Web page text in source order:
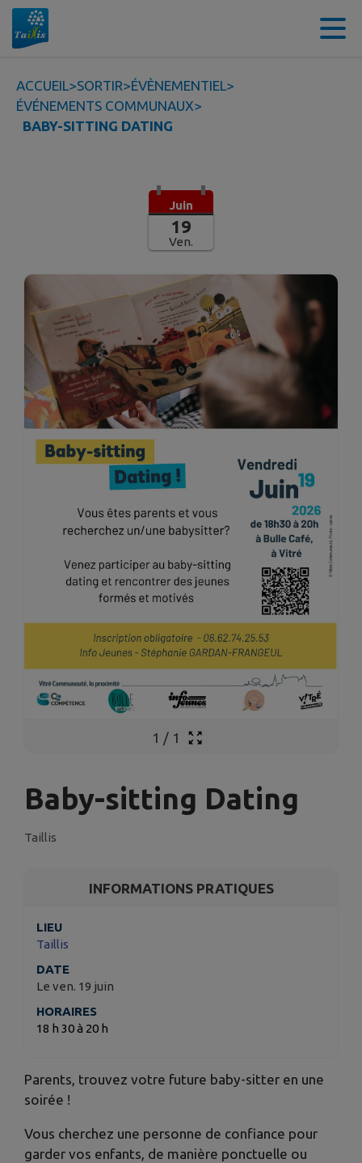
Contenu
ACCUEIL>SORTIR>ÉVÈNEMENTIEL>
ÉVÉNEMENTS COMMUNAUX>
BABY-SITTING DATING
Juin
19
Ven.
1 / 1
Baby-sitting Dating
Taillis
INFORMATIONS PRATIQUES
LIEU
Taillis
DATE
Le ven. 19 juin
HORAIRES
18 h 30 à 20 h
Parents, trouvez votre future baby-sitter en une
soirée !
Vous cherchez une personne de confiance pour
garder vos enfants, de manière ponctuelle ou